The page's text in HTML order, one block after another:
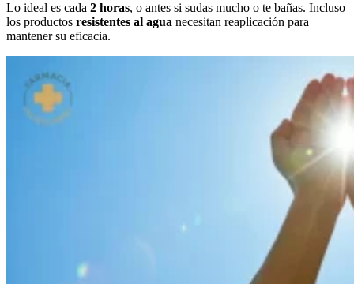
Lo ideal es cada 2 horas, o antes si sudas mucho o te bañas. Incluso
los productos resistentes al agua necesitan reaplicación para
mantener su eficacia.